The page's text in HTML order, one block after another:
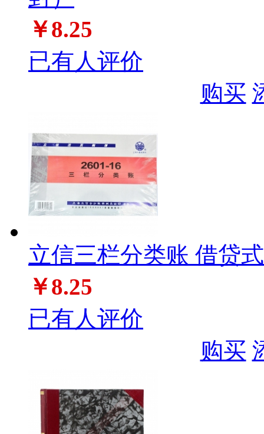
￥8.25
已有人评价
购买
立信三栏分类账 借贷
￥8.25
已有人评价
购买